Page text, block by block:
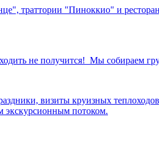
траттории "Пиноккио" и
не получится! Мы собираем
визиты круизных
потоком.